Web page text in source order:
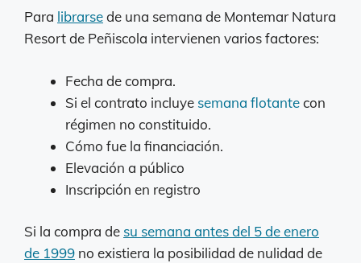
Para librarsede una semana de Montemar Natura
Resort de Peñiscola intervienen varios factores:
Fecha de compra.
Si el contrato incluye semana flotantecon
régimen no constituido.
Cómo fue la financiación.
Elevación a público
Inscripción en registro
Si la compra de su semana antes del 5 de enero
de 1999 no existiera la posibilidad de nulidad de